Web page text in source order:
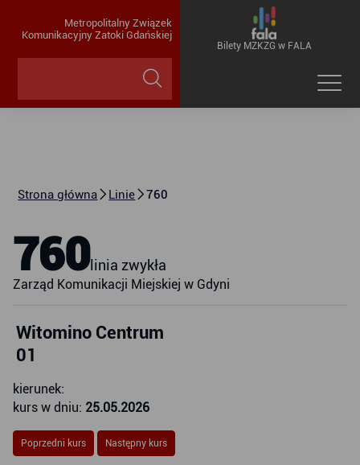
Metropolitalny Związek
Komunikacyjny Zatoki Gdańskiej
Bilety MZKZG w FALA
Strona główna Linie 760
760linia zwykła
Zarząd Komunikacji Miejskiej w Gdyni
Witomino Centrum
01
kierunek:
kurs w dniu: 25.05.2026
Poprzedni kurs Następny kurs